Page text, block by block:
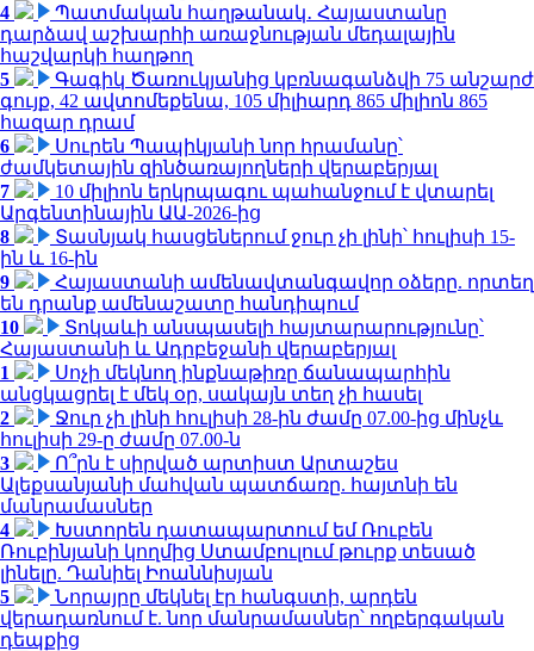
4
Պատմական հաղթանակ․ Հայաստանը
դարձավ աշխարհի առաջնության մեդալային
հաշվարկի հաղթող
5
Գագիկ Ծառուկյանից կբռնագանձվի 75 անշարժ
գույք, 42 ավտոմեքենա, 105 միլիարդ 865 միլիոն 865
հազար դրամ
6
Սուրեն Պապիկյանի նոր հրամանը՝
ժամկետային զինծառայողների վերաբերյալ
7
10 միլիոն երկրպագու պահանջում է վտարել
Արգենտինային ԱԱ-2026-ից
8
Տասնյակ հասցեներում ջուր չի լինի՝ հուլիսի 15-
ին և 16-ին
9
Հայաստանի ամենավտանգավոր օձերը. որտեղ
են դրանք ամենաշատը հանդիպում
10
Տոկաևի անսպասելի հայտարարությունը՝
Հայաստանի և Ադրբեջանի վերաբերյալ
1
Սոչի մեկնող ինքնաթիռը ճանապարհին
անցկացրել է մեկ օր, սակայն տեղ չի հասել
2
Ջուր չի լինի հուլիսի 28-ին ժամը 07.00-ից մինչև
հուլիսի 29-ը ժամը 07.00-ն
3
Ո՞րն է սիրված արտիստ Արտաշես
Ալեքսանյանի մահվան պատճառը. հայտնի են
մանրամասներ
4
Խստորեն դատապարտում եմ Ռուբեն
Ռուբինյանի կողմից Ստամբուլում թուրք տեսած
լինելը. Դանիել Իոաննիսյան
5
Նորայրը մեկնել էր հանգստի, արդեն
վերադառնում է. նոր մանրամասներ՝ ողբերգական
դեպքից